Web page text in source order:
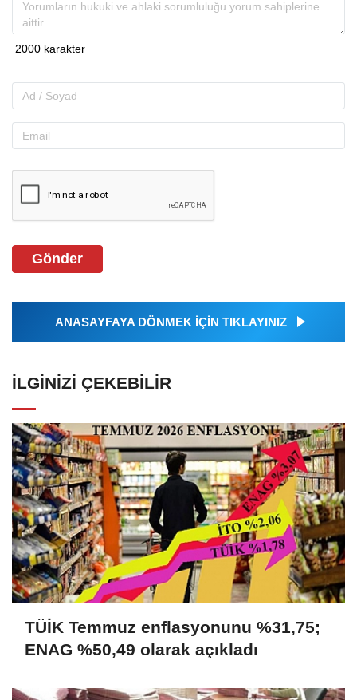
Gönder
ANASAYFAYA DÖNMEK İÇİN TIKLAYINIZ
İLGINIZI ÇEKEBILIR
TÜİK Temmuz enflasyonunu %31,75;
ENAG %50,49 olarak açıkladı